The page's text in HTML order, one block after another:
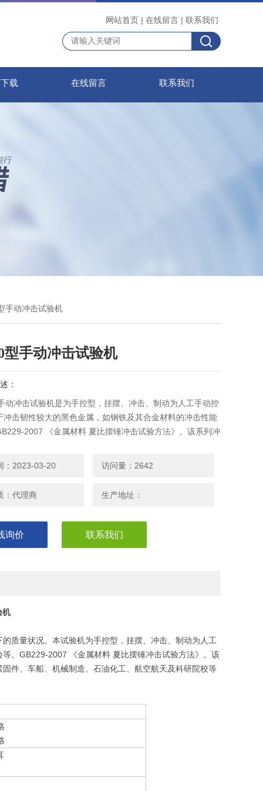
网站首页 | 在线留言 | 联系我们
载 在线留言 联系我们
手动冲击试验机
型手动冲击试验机
：
动冲击试验机是为手控型，挂摆、冲击、制动为人工手动控
冲击韧性较大的黑色金属，如钢铁及其合金材料的冲击性能
2007 《金属材料 夏比摆锤冲击试验方法》。该系列冲
、车船、机械制造、石油化工、航空航天及科研院校等部门
：2023-03-20 访问量：2642
：代理商 生产地址：
询价 联系我们
机
质量状况。本试验机为手控型，挂摆、冲击、制动为人工
。GB229-2007 《金属材料 夏比摆锤冲击试验方法》。该
件、车船、机械制造、石油化工、航空航天及科研院校等